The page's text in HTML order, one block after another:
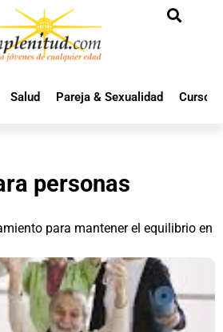
Salud Pareja & Sexualidad Cursos
personas
para mantener el equilibrio en